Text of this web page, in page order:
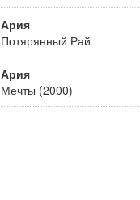
Ария
Потярянный Рай
Ария
Мечты (2000)